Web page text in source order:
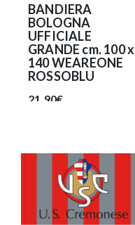
BANDIERA
BOLOGNA
UFFICIALE
GRANDE cm. 100 x
140 WEAREONE
ROSSOBLU
21.90€